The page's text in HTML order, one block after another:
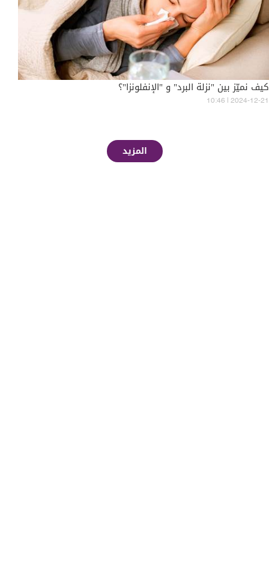
كيف نميّز بين "نزلة البرد" و "الإنفلونزا"؟
10:46 | 2024-12-21
المزيد